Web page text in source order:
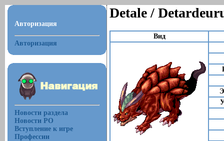
Авторизация
Авторизация
Новости раздела
Новости РО
Вступление к игре
Профессии
Detale /
Вид